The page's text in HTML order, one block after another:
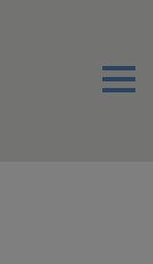
Menu